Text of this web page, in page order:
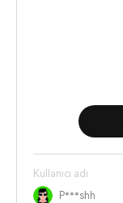
Kullanıcı adı
P***shh